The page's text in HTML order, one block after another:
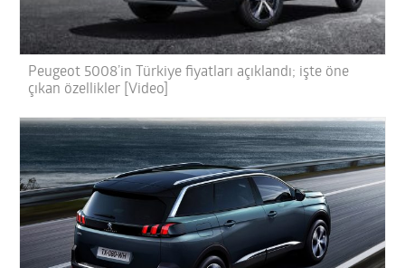
Peugeot 5008’in Türkiye fiyatları açıklandı; işte öne
çıkan özellikler [Video]